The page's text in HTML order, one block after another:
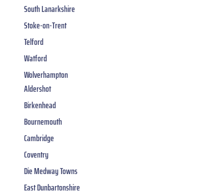
South Lanarkshire
Stoke-on-Trent
Telford
Watford
Wolverhampton
Aldershot
Birkenhead
Bournemouth
Cambridge
Coventry
Die Medway Towns
East Dunbartonshire